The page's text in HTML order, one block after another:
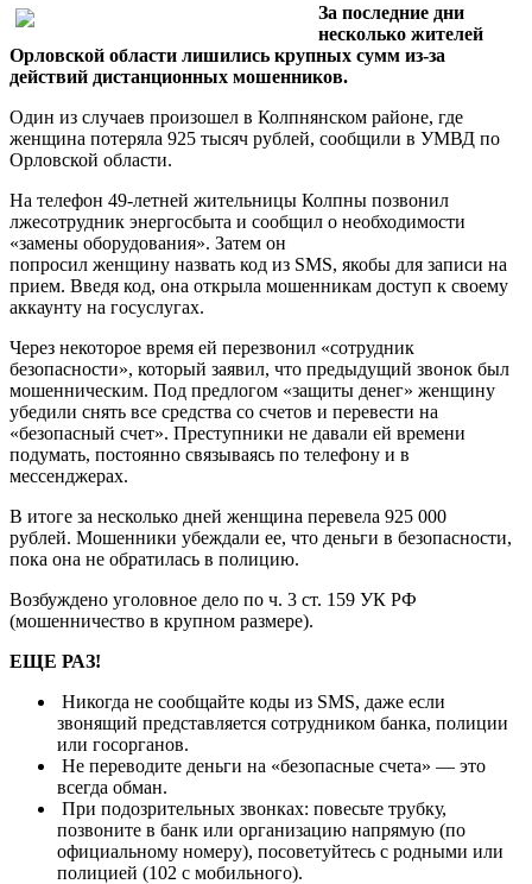
За последние дни
несколько жителей
Орловской области лишились крупных сумм из-за
действий дистанционных мошенников.
Один из случаев произошел в Колпнянском районе, где
женщина потеряла 925 тысяч рублей, сообщили в УМВД по
Орловской области.
На телефон 49-летней жительницы Колпны позвонил
лжесотрудник энергосбыта и сообщил о необходимости
«замены оборудования». Затем он
попросил женщину назвать код из SMS, якобы для записи на
прием. Введя код, она открыла мошенникам доступ к своему
аккаунту на госуслугах.
Через некоторое время ей перезвонил «сотрудник
безопасности», который заявил, что предыдущий звонок был
мошенническим. Под предлогом «защиты денег» женщину
убедили снять все средства со счетов и перевести на
«безопасный счет». Преступники не давали ей времени
подумать, постоянно связываясь по телефону и в
мессенджерах.
В итоге за несколько дней женщина перевела 925 000
рублей. Мошенники убеждали ее, что деньги в безопасности,
пока она не обратилась в полицию.
Возбуждено уголовное дело по ч. 3 ст. 159 УК РФ
(мошенничество в крупном размере).
ЕЩЕ РАЗ!
Никогда не сообщайте коды из SMS, даже если
звонящий представляется сотрудником банка, полиции
или госорганов.
Не переводите деньги на «безопасные счета» — это
всегда обман.
При подозрительных звонках: повесьте трубку,
позвоните в банк или организацию напрямую (по
официальному номеру), посоветуйтесь с родными или
полицией (102 с мобильного).